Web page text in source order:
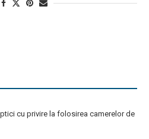
cu privire la folosirea camerelor de